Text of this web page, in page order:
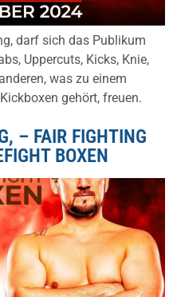
darf sich das Publikum
Uppercuts, Kicks, Knie,
was zu einem
gehört, freuen.
– FAIR FIGHTING
BOXEN